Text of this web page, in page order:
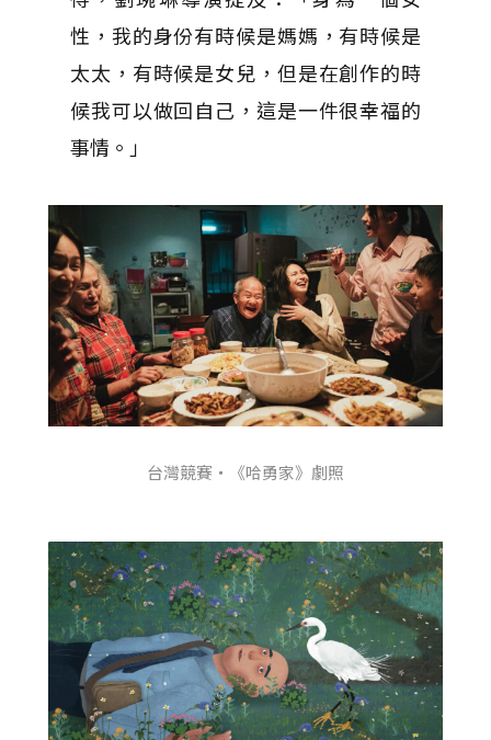
性，我的身份有時候是媽媽，有時候是
太太，有時候是女兒，但是在創作的時
候我可以做回自己，這是一件很幸福的
事情。」
台灣競賽・《哈勇家》劇照